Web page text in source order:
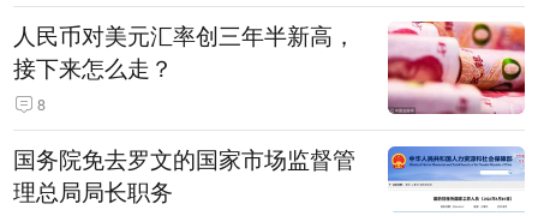
人民币对美元汇率创三年半新高，
接下来怎么走？
8
国务院免去罗文的国家市场监督管
理总局局长职务